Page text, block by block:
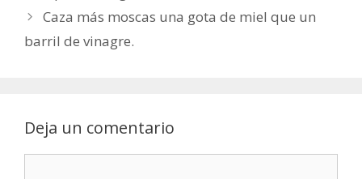
Caza más moscas una gota de miel que un
barril de vinagre.
Deja un comentario